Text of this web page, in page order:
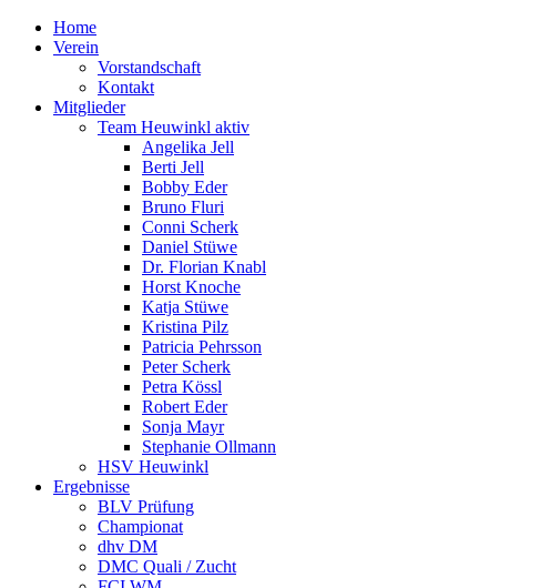
Home
Verein
Vorstandschaft
Kontakt
Mitglieder
Team Heuwinkl aktiv
Angelika Jell
Berti Jell
Bobby Eder
Bruno Fluri
Conni Scherk
Daniel Stüwe
Dr. Florian Knabl
Horst Knoche
Katja Stüwe
Kristina Pilz
Patricia Pehrsson
Peter Scherk
Petra Kössl
Robert Eder
Sonja Mayr
Stephanie Ollmann
HSV Heuwinkl
Ergebnisse
BLV Prüfung
Championat
dhv DM
DMC Quali / Zucht